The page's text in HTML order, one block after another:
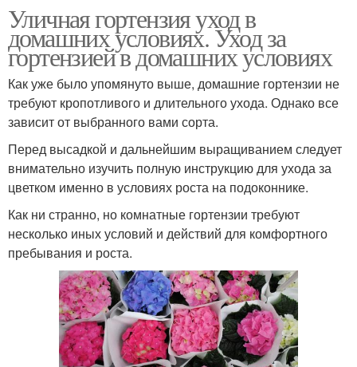
Уличная гортензия уход в
домашних условиях. Уход за
гортензией в домашних условиях
Как уже было упомянуто выше, домашние гортензии не
требуют кропотливого и длительного ухода. Однако все
зависит от выбранного вами сорта.
Перед высадкой и дальнейшим выращиванием следует
внимательно изучить полную инструкцию для ухода за
цветком именно в условиях роста на подоконнике.
Как ни странно, но комнатные гортензии требуют
несколько иных условий и действий для комфортного
пребывания и роста.